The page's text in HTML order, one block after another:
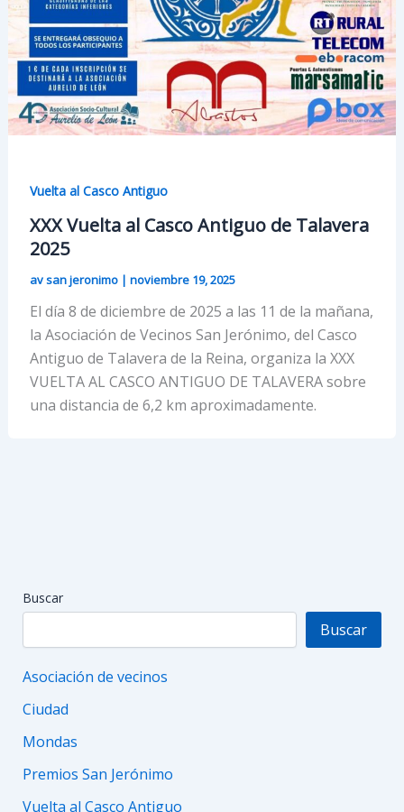
Vuelta al Casco Antiguo
XXX Vuelta al Casco Antiguo de Talavera
2025
av san jeronimo | noviembre 19, 2025
El día 8 de diciembre de 2025 a las 11 de la mañana,
la Asociación de Vecinos San Jerónimo, del Casco
Antiguo de Talavera de la Reina, organiza la XXX
VUELTA AL CASCO ANTIGUO DE TALAVERA sobre
una distancia de 6,2 km aproximadamente.
Buscar
Buscar
Asociación de vecinos
Ciudad
Mondas
Premios San Jerónimo
Vuelta al Casco Antiguo